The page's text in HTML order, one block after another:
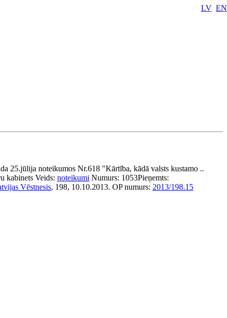
LV EN
25.jūlija noteikumos Nr.618 "Kārtība, kādā valsts kustamo ..
kabinets Veids: noteikumi Numurs: 1053Pieņemts:
Vēstnesis, 198, 10.10.2013. OP numurs: 2013/198.15